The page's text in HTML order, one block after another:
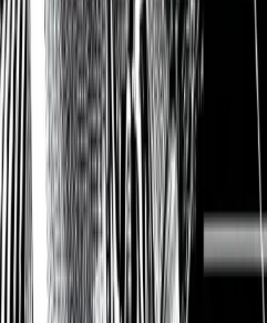
A2AHZ7
SPGI
Informationstechnologie
451 USD
383 EUR
241,7 Mio.
108,6 Mrd. USD
109,2 Mrd. USD
637 Mio. USD
71,9 %